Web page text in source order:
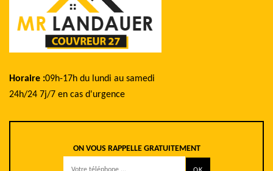
Horaire :09h-17h du lundi au samedi
24h/24 7j/7 en cas d'urgence
ON VOUS RAPPELLE GRATUITEMENT